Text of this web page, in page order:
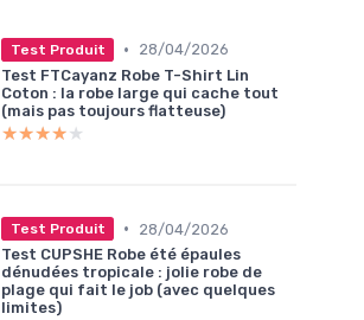
Test Produit •
28/04/2026
Test FTCayanz Robe T-Shirt Lin
Coton : la robe large qui cache tout
(mais pas toujours flatteuse)
★★★★★
★★★★★
Test Produit •
28/04/2026
Test CUPSHE Robe été épaules
dénudées tropicale : jolie robe de
plage qui fait le job (avec quelques
limites)